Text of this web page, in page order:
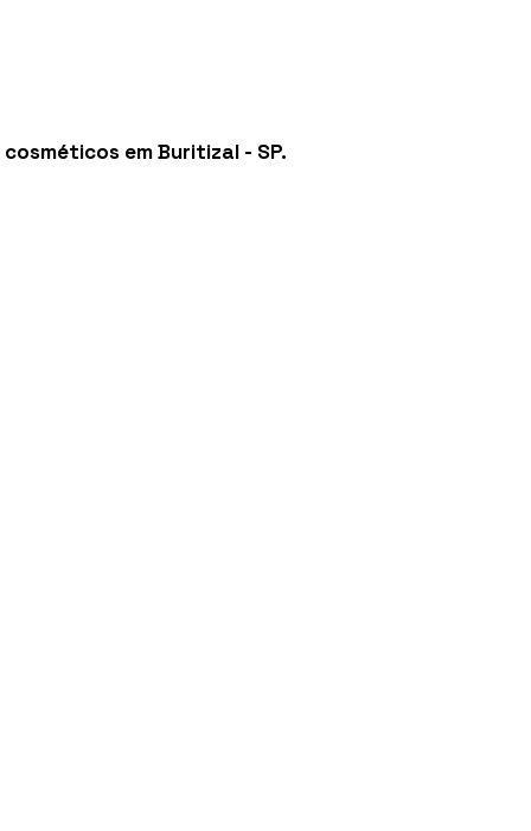
em Buritizal - SP.